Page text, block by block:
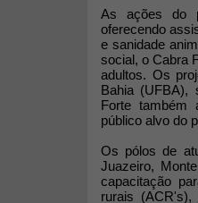
As ações do
oferecendo
e sanidade
social, o Cabra
adultos. Os
Bahia (UFBA),
Forte também
público alvo do
Os pólos de
Juazeiro,
capacitação
rurais (ACR's),